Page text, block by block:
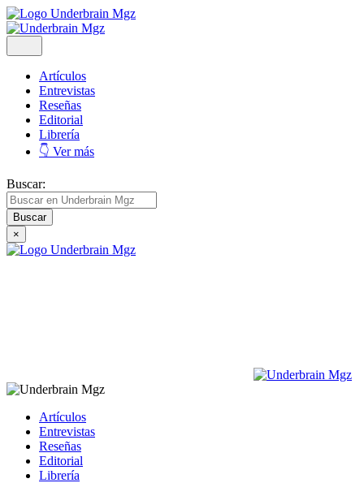
Artículos
Entrevistas
Reseñas
Editorial
Librería
👇 Ver más
Buscar:
×
Artículos
Entrevistas
Reseñas
Editorial
Librería